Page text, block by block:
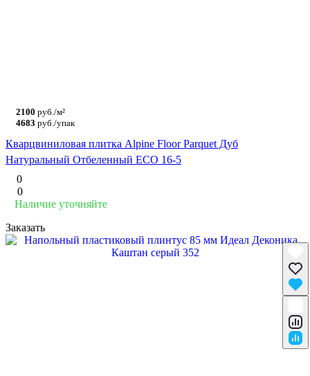
2100 руб./м²
4683 руб./упак
Кварцвиниловая плитка Alpine Floor Parquet Дуб
Натуральный Отбеленный ECO 16-5
0
0
Наличие уточняйте
Заказать